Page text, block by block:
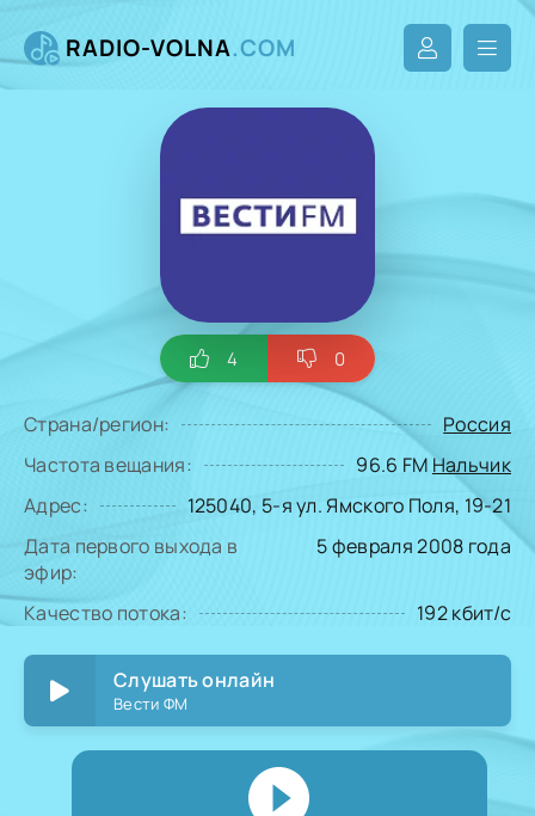
RADIO-VOLNA.COM
4 0
Страна/регион:
Россия
Частота вещания:
96.6 FM Нальчик
Адрес:
125040, 5-я ул. Ямского Поля, 19-21
Дата первого выхода в
эфир:
5 февраля 2008 года
Качество потока: 192 кбит/с
Слушать онлайн
Вести ФМ